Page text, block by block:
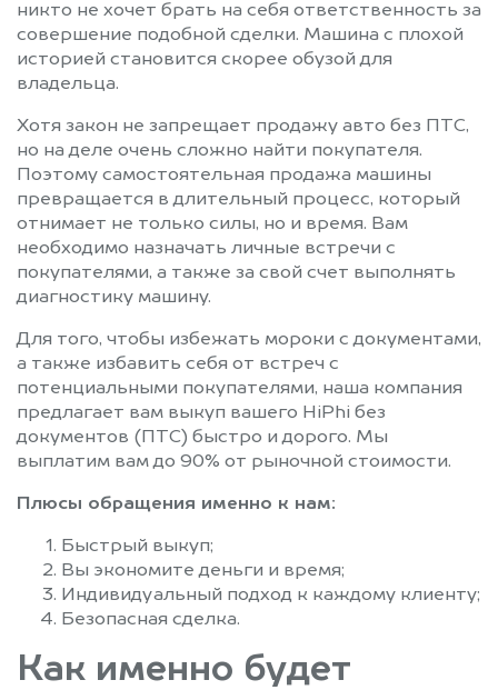
никто не хочет брать на себя ответственность за
совершение подобной сделки. Машина с плохой
историей становится скорее обузой для
владельца.
Хотя закон не запрещает продажу авто без ПТС,
но на деле очень сложно найти покупателя.
Поэтому самостоятельная продажа машины
превращается в длительный процесс, который
отнимает не только силы, но и время. Вам
необходимо назначать личные встречи с
покупателями, а также за свой счет выполнять
диагностику машину.
Для того, чтобы избежать мороки с документами,
а также избавить себя от встреч с
потенциальными покупателями, наша компания
предлагает вам выкуп вашего HiPhi без
документов (ПТС) быстро и дорого. Мы
выплатим вам до 90% от рыночной стоимости.
Плюсы обращения именно к нам:
Быстрый выкуп;
Вы экономите деньги и время;
Индивидуальный подход к каждому клиенту;
Безопасная сделка.
Как именно будет